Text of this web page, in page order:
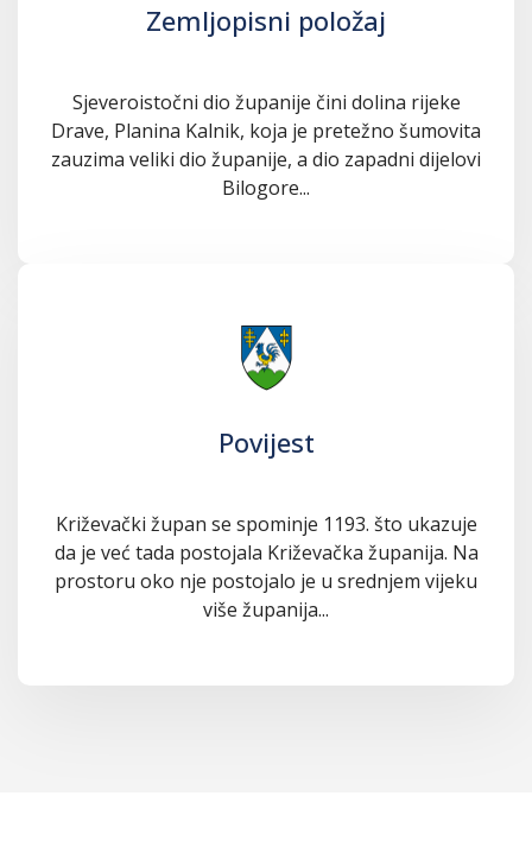
Zemljopisni položaj
Sjeveroistočni dio županije čini dolina rijeke
Drave, Planina Kalnik, koja je pretežno šumovita
zauzima veliki dio županije, a dio zapadni dijelovi
Bilogore...
Povijest
Križevački župan se spominje 1193. što ukazuje
da je već tada postojala Križevačka županija. Na
prostoru oko nje postojalo je u srednjem vijeku
više županija...